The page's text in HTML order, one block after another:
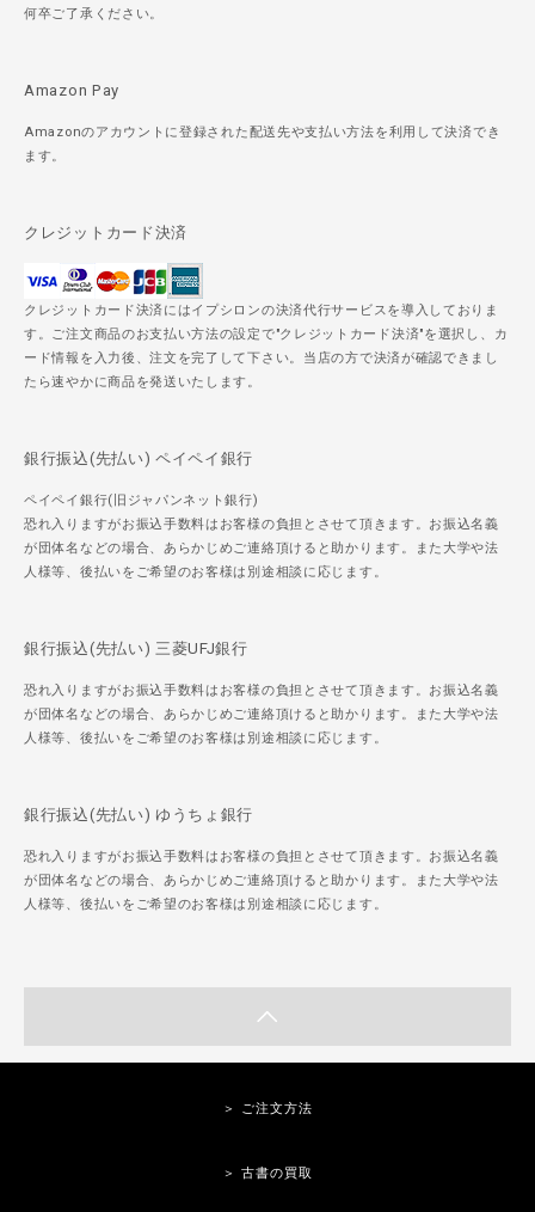
何卒ご了承ください。
Amazon Pay
Amazonのアカウントに登録された配送先や支払い方法を利用して決済でき
ます。
クレジットカード決済
クレジットカード決済にはイプシロンの決済代行サービスを導入しておりま
す。ご注文商品のお支払い方法の設定で"クレジットカード決済"を選択し、カ
ード情報を入力後、注文を完了して下さい。当店の方で決済が確認できまし
たら速やかに商品を発送いたします。
銀行振込(先払い) ペイペイ銀行
ペイペイ銀行(旧ジャパンネット銀行)
恐れ入りますがお振込手数料はお客様の負担とさせて頂きます。お振込名義
が団体名などの場合、あらかじめご連絡頂けると助かります。また大学や法
人様等、後払いをご希望のお客様は別途相談に応じます。
銀行振込(先払い) 三菱UFJ銀行
恐れ入りますがお振込手数料はお客様の負担とさせて頂きます。お振込名義
が団体名などの場合、あらかじめご連絡頂けると助かります。また大学や法
人様等、後払いをご希望のお客様は別途相談に応じます。
銀行振込(先払い) ゆうちょ銀行
恐れ入りますがお振込手数料はお客様の負担とさせて頂きます。お振込名義
が団体名などの場合、あらかじめご連絡頂けると助かります。また大学や法
人様等、後払いをご希望のお客様は別途相談に応じます。
＞ ご注文方法
＞ 古書の買取